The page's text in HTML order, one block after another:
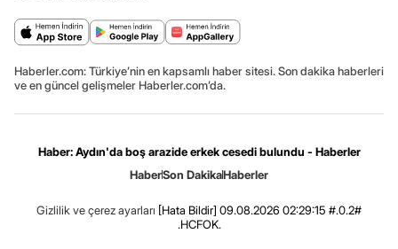
Haberler.com: Türkiye’nin en kapsamlı haber sitesi. Son dakika haberleri
ve en güncel gelişmeler Haberler.com’da.
Haber: Aydın'da boş arazide erkek cesedi bulundu - Haberler
HaberSon DakikaHaberler
Gizlilik ve çerez ayarları [Hata Bildir] 09.08.2026 02:29:15 #.0.2#
.HCFOK.